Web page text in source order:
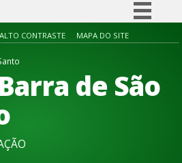
Simplifique!
Participe
Acesso à informação
ALTO CONTRASTE MAPA DO SITE
de São